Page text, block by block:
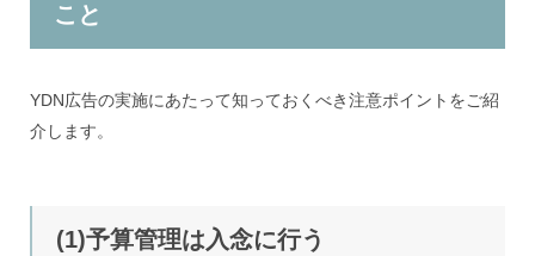
こと
YDN広告の実施にあたって知っておくべき注意ポイントをご紹
介します。
(1)予算管理は入念に行う